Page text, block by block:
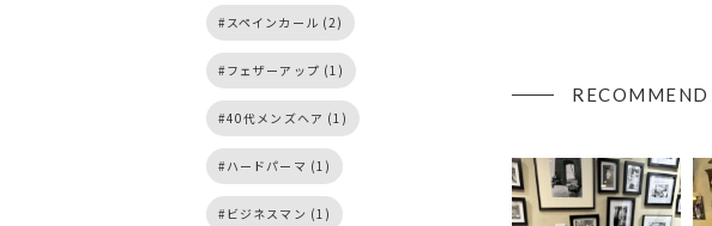
RECOMMEND
スペインカール (2)
フェザーアップ (1)
40代メンズヘア (1)
ハードパーマ (1)
ビジネスマン (1)